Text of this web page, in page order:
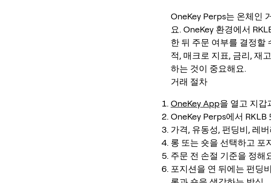
OneKey Perps는 온체인
요. OneKey 환경에서
한 뒤 주문 여부를 결정할
적, 매크로 지표, 금리, 재
하는 것이 중요해요.
거래 절차
OneKey App을 열고 지갑
OneKey Perps에서 RKLB
가격, 유동성, 펀딩비, 레
롱 또는 숏을 선택하고 포
주문 전 손절 기준을 정해
포지션을 연 뒤에는 펀딩